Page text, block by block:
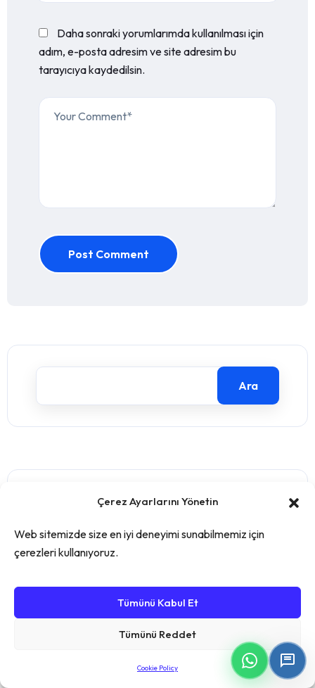
Çerez Ayarlarını Yönetin
Web sitemizde size en iyi deneyimi sunabilmemiz için
çerezleri kullanıyoruz.
Tümünü Kabul Et
Tümünü Reddet
Cookie Policy
Daha sonraki yorumlarımda kullanılması için
adım, e-posta adresim ve site adresim bu
tarayıcıya kaydedilsin.
Post Comment
Ara
Recent Posts
2026 Teşvik Rehberi: Üreticilerin
Kar Marjını Artırma ve Maliyet Düşürme:
Üretimde Dijital Dönüşüm Nasıl Yapılır? 2026